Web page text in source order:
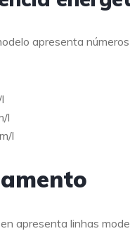
apresenta
l
l
apresenta linhas